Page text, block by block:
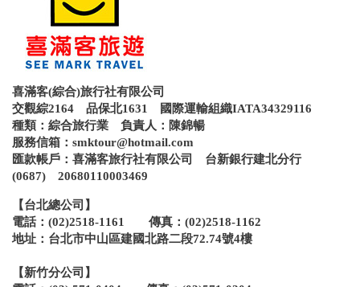
喜滿客(綜合)旅行社有限公司
交觀綜2164 品保北1631 國際運輸組織IATA34329116
種類：綜合旅行業 負責人：陳錦暢
服務信箱： smktour@hotmail.com
匯款帳戶：喜滿客旅行社有限公司 台新銀行建北分行
(0687) 20680110003469
【台北總公司】
電話：(02)2518-1161 傳真：(02)2518-1162
地址：台北市中山區建國北路二段72.74號4樓
【新竹分公司】